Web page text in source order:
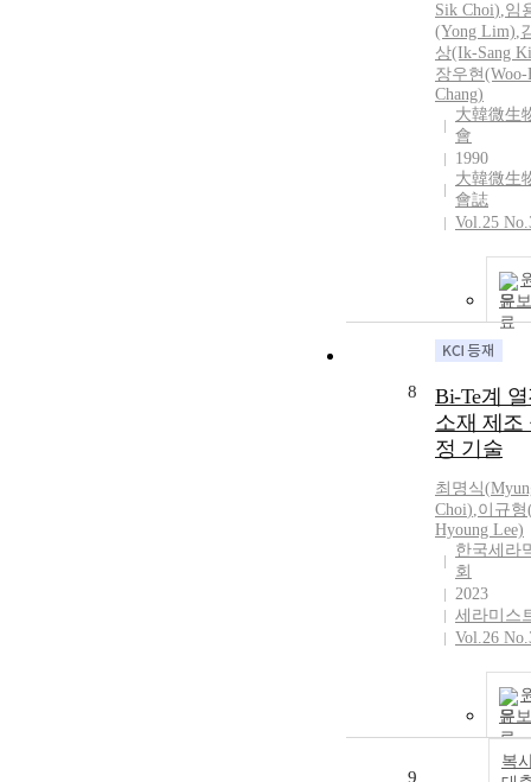
Sik Choi),임
(Yong Lim),
상(Ik-Sang
장우현(Woo-
Chang)
大韓微生
會
1990
大韓微生
會誌
Vol.25
문
8
Bi-Te계
소재 제조
정 기술
최명식(
Choi),이규
Hyoung Lee)
한국세라
회
2023
세라미스
Vol.26
문
복
9